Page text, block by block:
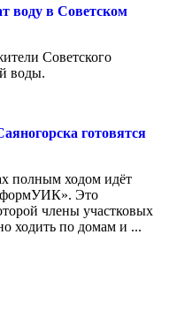
воду в Советском
Советского
воды.
готовятся
полным ходом идёт
Это
члены участковых
ходить по домам и ...